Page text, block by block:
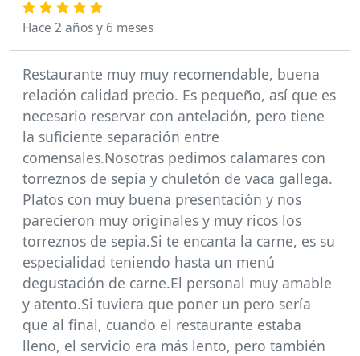
Hace 2 años y 6 meses
Restaurante muy muy recomendable, buena
relación calidad precio. Es pequeño, así que es
necesario reservar con antelación, pero tiene
la suficiente separación entre
comensales.Nosotras pedimos calamares con
torreznos de sepia y chuletón de vaca gallega.
Platos con muy buena presentación y nos
parecieron muy originales y muy ricos los
torreznos de sepia.Si te encanta la carne, es su
especialidad teniendo hasta un menú
degustación de carne.El personal muy amable
y atento.Si tuviera que poner un pero sería
que al final, cuando el restaurante estaba
lleno, el servicio era más lento, pero también